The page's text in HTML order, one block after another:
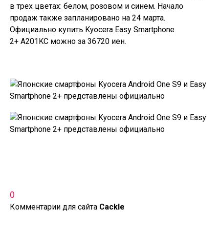
в трех цветах: белом, розовом и синем. Начало
продаж также запланировано на 24 марта.
Официально купить Kyocera Easy Smartphone
2+ A201KC можно за 36720 иен.
0
Комментарии для сайта Cackl e